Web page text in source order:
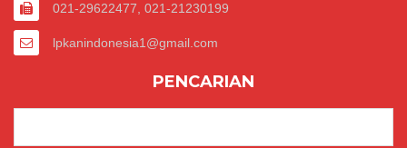
021-29622477, 021-21230199
lpkanindonesia1@gmail.com
PENCARIAN